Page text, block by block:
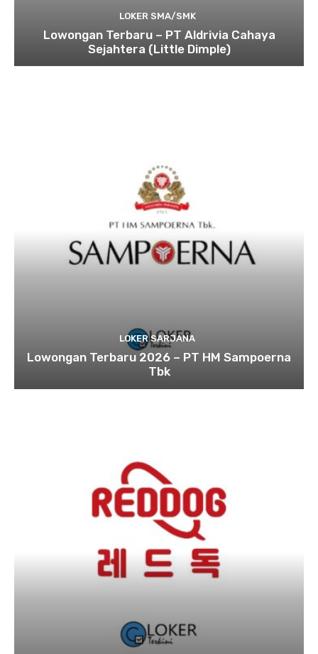
LOKER SMA/SMK
Lowongan Terbaru – PT Aldrivia Cahaya
Sejahtera (Little Dimple)
LOKER SARJANA
Lowongan Terbaru 2026 – PT HM Sampoerna
Tbk